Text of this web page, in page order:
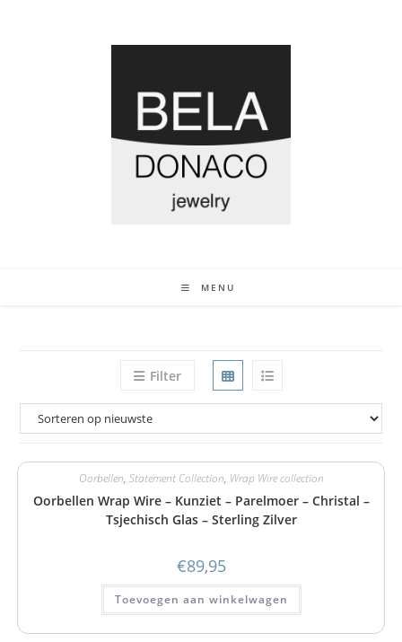
MENU
Filter
Oorbellen, Statement Collection, Wrap Wire collection
Oorbellen Wrap Wire – Kunziet – Parelmoer – Christal –
Tsjechisch Glas – Sterling Zilver
€89,95
Toevoegen aan winkelwagen